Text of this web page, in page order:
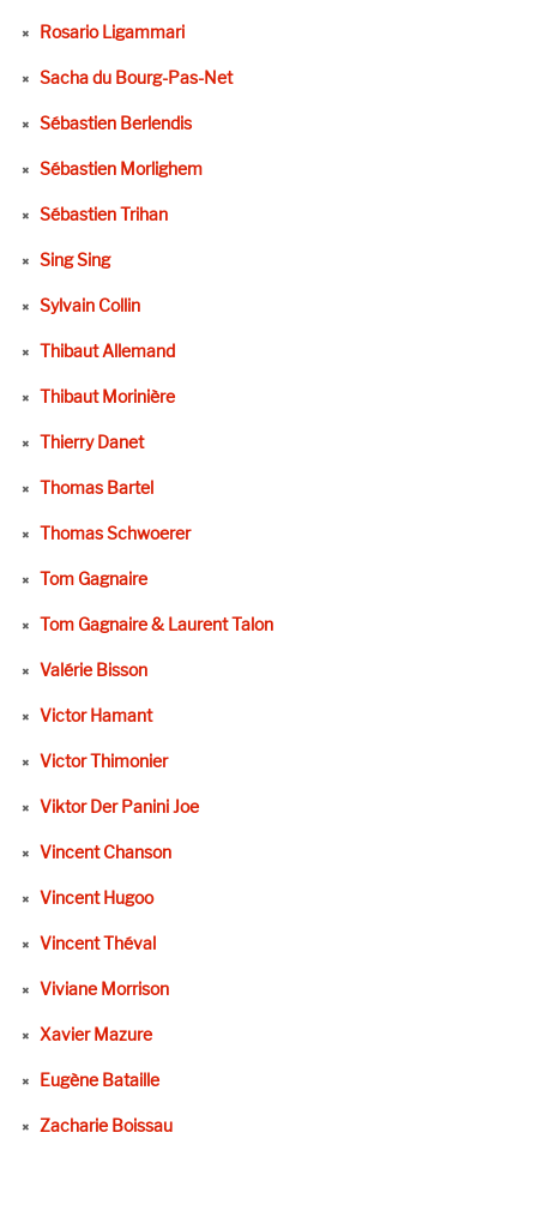
Rosario Ligammari
Sacha du Bourg-Pas-Net
Sébastien Berlendis
Sébastien Morlighem
Sébastien Trihan
Sing Sing
Sylvain Collin
Thibaut Allemand
Thibaut Morinière
Thierry Danet
Thomas Bartel
Thomas Schwoerer
Tom Gagnaire
Tom Gagnaire & Laurent Talon
Valérie Bisson
Victor Hamant
Victor Thimonier
Viktor Der Panini Joe
Vincent Chanson
Vincent Hugoo
Vincent Théval
Viviane Morrison
Xavier Mazure
Eugène Bataille
Zacharie Boissau